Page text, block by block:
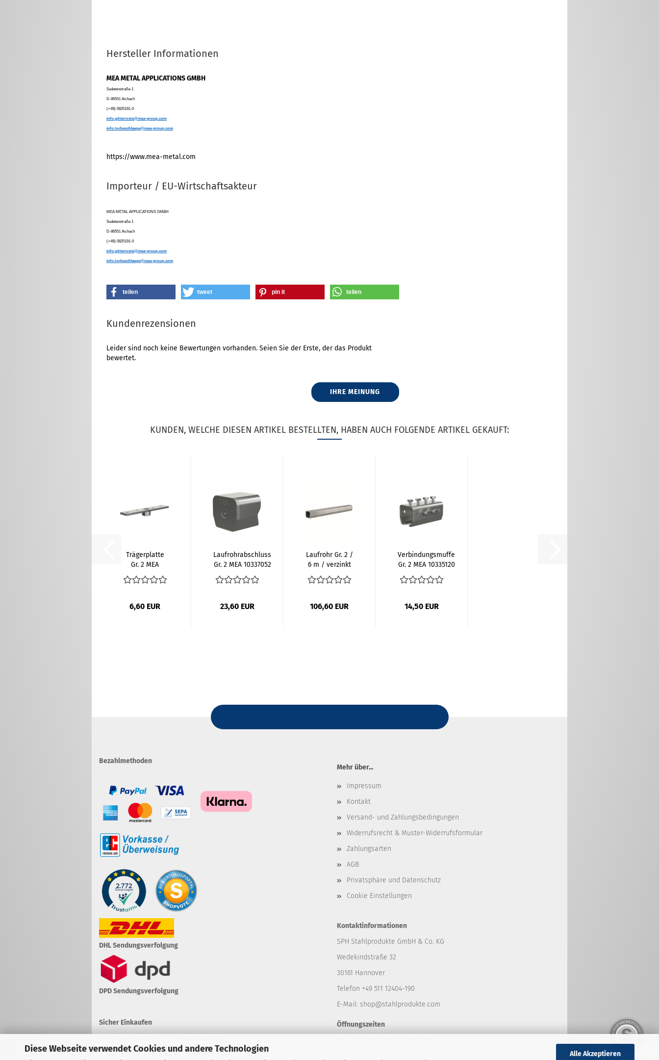
Diese Webseite verwendet Cookies und andere Technologien Alle Akzeptieren
Hersteller Informationen
MEA METAL APPLICATIONS GMBH
Sudetenstraße 1
D-86551 Aichach
(+49) 0825191-0
info.gitterroste@mea-group.com
info.torbeschlaege@mea-group.com
https://www.mea-metal.com
Importeur / EU-Wirtschaftsakteur
MEA METAL APPLICATIONS GMBH
Sudetenstraße 1
D-86551 Aichach
(+49) 0825191-0
info.gitterroste@mea-group.com
info.torbeschlaege@mea-group.com
teilen tweet pin it teilen
Kundenrezensionen
Leider sind noch keine Bewertungen vorhanden. Seien Sie der Erste, der das Produkt
bewertet.
IHRE MEINUNG
KUNDEN, WELCHE DIESEN ARTIKEL BESTELLTEN, HABEN AUCH FOLGENDE ARTIKEL GEKAUFT:
Trägerplatte
Gr. 2 MEA
10336620
6,60 EUR
Laufrohrabschluss
Gr. 2 MEA 10337052
23,60 EUR
Laufrohr Gr. 2 /
6 m / verzinkt
MEA 11337033...
106,60 EUR
Verbindungsmuffe
Gr. 2 MEA 10335120
14,50 EUR
Bezahlmethoden
Mehr über...
Impressum
Kontakt
Versand- und Zahlungsbedingungen
Widerrufsrecht & Muster-Widerrufsformular
Zahlungsarten
AGB
Privatsphäre und Datenschutz
Cookie Einstellungen
DHL Sendungsverfolgung
DPD Sendungsverfolgung
Sicher Einkaufen
✔ SSL-Verschlüsselung ✔ Vertrauenssiegel
Kontaktinformationen
SPH Stahlprodukte GmbH & Co. KG
Wedekindstraße 32
30161 Hannover
Telefon +49 511 12404-190
E-Mail: shop@stahlprodukte.com
Öffnungszeiten